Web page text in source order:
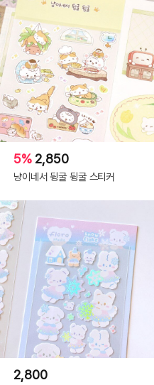
5% 2,850
냥이네서 뒹굴 뒹굴 스티커
2,800